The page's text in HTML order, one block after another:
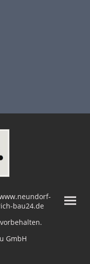
bau24.de
GmbH